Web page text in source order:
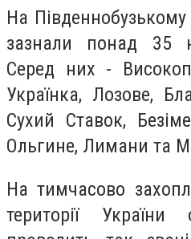
На Південнобузькому
зазнали понад 35
Серед них -
Українка, Лозове,
Сухий Ставок,
Ольгине, Лимани та
На тимчасово
території України